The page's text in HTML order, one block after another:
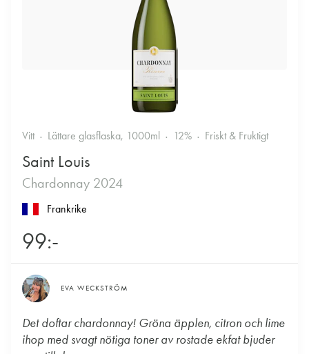
Vitt Lättare glasflaska, 1000ml 12% Friskt & Fruktigt
Saint Louis
Chardonnay 2024
Frankrike
99:-
EVA WECKSTRÖM
Det doftar chardonnay! Gröna äpplen, citron och lime
ihop med svagt nötiga toner av rostade ekfat bjuder